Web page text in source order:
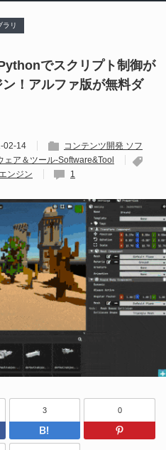
ラリ
でスクリプト制御が
！アルファ版が無料ダ
02-14
コンテンツ開発 ソフ
ェア＆ツール-Software&Tool
エンジン 1
Facebook
3
はてなブッ
0